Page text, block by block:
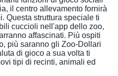
il centro allevamento fornirà
Questa struttura speciale ti
cuccioli nell'app dello zoo,
affascinati. Più ospiti
più saranno gli Zoo-Dollari
di gioco a sua volta ti
tipi di recinti, animali ed